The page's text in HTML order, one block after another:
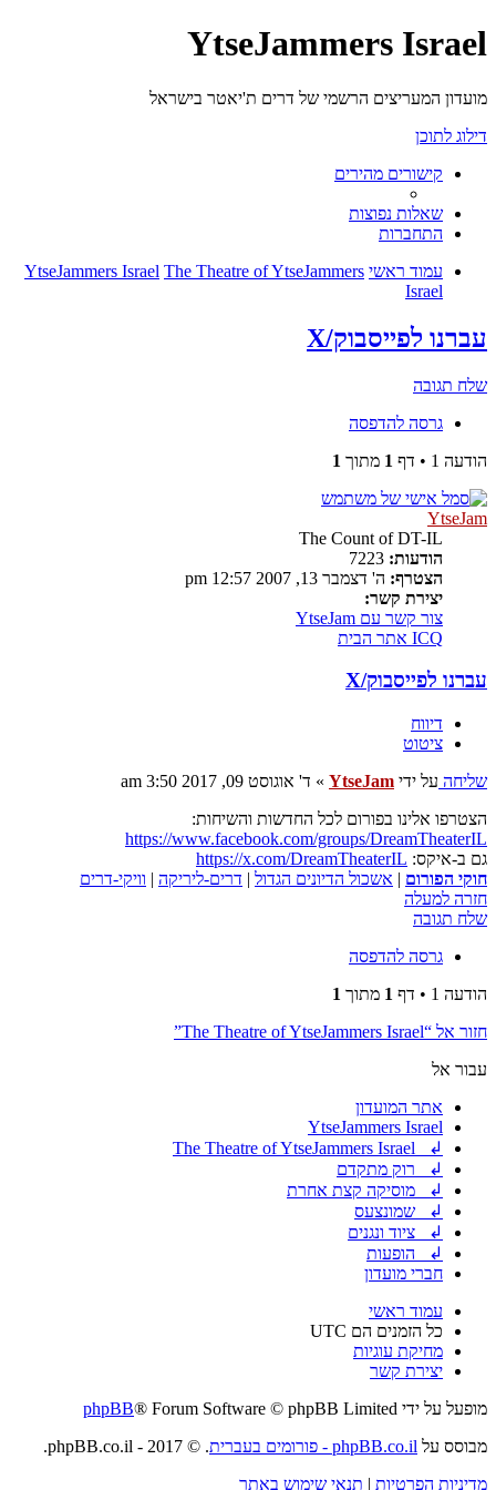
YtseJammers Israel
מועדון המעריצים הרשמי של דרים ת'יאטר בישראל
דילוג לתוכן
קישורים מהירים
שאלות נפוצות
התחברות
עמוד ראשי
YtseJammers Israel The Theatre of YtseJammers
Israel
עברנו לפייסבוק/X
שלח תגובה
גרסה להדפסה
הודעה 1 • דף
1 מתוך 1
YtseJam
The Count of DT-IL
הודעות:
הצטרף: ה' דצמבר 13, 2007 12:57 pm
יצירת קשר:
צור קשר עם YtseJam
ICQ אתר הבית
עברנו לפייסבוק/X
דיווח
ציטוט
שליחה על ידי YtseJam
» ד' אוגוסט 09, 2017 3:50 am
הצטרפו אלינו בפורום לכל החדשות והשיחות:
https://www.facebook.com/groups/DreamTheaterIL
גם ב-איקס: https://x.com/DreamTheaterIL
חוקי הפורום | אשכול הדיונים הגדול | דרים-ליריקה | וויקי-דרים
חזרה למעלה
שלח תגובה
גרסה להדפסה
הודעה 1 • דף
1 מתוך 1
חזור אל “The Theatre of YtseJammers Israel”
עבור אל
אתר המועדון
YtseJammers Israel
↲ The Theatre of YtseJammers Israel
↲ רוק מתקדם
↲ מוסיקה קצת אחרת
↲ שמונצעס
↲ ציוד ונגנים
↲ הופעות
חברי מועדון
עמוד ראשי
כל הזמנים הם UTC
מחיקת עוגיות
יצירת קשר
מופעל על ידי
phpBB® Forum Software © phpBB Limited
מבוסס על phpBB.co.il - פורומים בעברית
. © 2017 - phpBB.co.il.
מדיניות הפרטיות | תנאי שימוש באתר